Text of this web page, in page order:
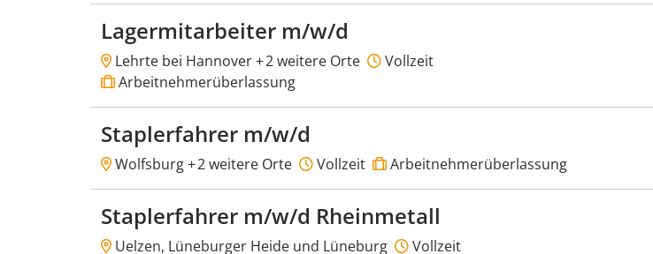
Lagermitarbeiter m/w/d
Lehrte bei Hannover +2 weitere Orte
Vollzeit
Arbeitnehmerüberlassung
Staplerfahrer m/w/d
Wolfsburg +2 weitere Orte Vollzeit Arbeitnehmerüberlassung
Staplerfahrer m/w/d Rheinmetall
Uelzen, Lüneburger Heide und Lüneburg
Vollzeit